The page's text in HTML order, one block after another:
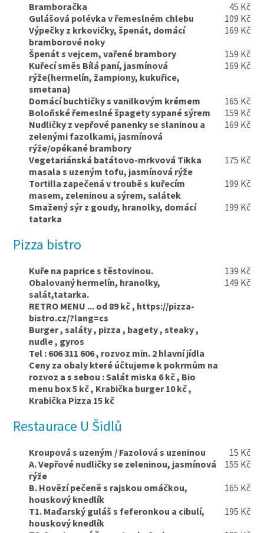
Bramboračka
45 Kč
Gulášová polévka v řemeslném chlebu
109 Kč
Výpečky z krkovičky, špenát, domácí
bramborové noky
169 Kč
Špenát s vejcem, vařené brambory
159 Kč
Kuřecí směs Bílá paní, jasmínová
rýže(hermelín, žampiony, kukuřice,
smetana)
169 Kč
Domácí buchtičky s vanilkovým krémem
165 Kč
Boloňské řemeslné špagety sypané sýrem
159 Kč
Nudličky z vepřové panenky se slaninou a
zelenými fazolkami, jasmínová
rýže/opékané brambory
169 Kč
Vegetariánská batátovo-mrkvová Tikka
masala s uzeným tofu, jasmínová rýže
175 Kč
Tortilla zapečená v troubě s kuřecím
masem, zeleninou a sýrem, salátek
199 Kč
Smažený sýr z goudy, hranolky, domácí
tatarka
199 Kč
Pizza bistro
Kuře na paprice s těstovinou.
139 Kč
Obalovaný hermelín, hranolky,
salát,tatarka.
149 Kč
RETRO MENU ... od 89 kč , https://pizza-
bistro.cz/?lang=cs
Burger , saláty , pizza , bagety , steaky ,
nudle , gyros
Tel : 606 311 606 , rozvoz min. 2 hlavní jídla
Ceny za obaly které účtujeme k pokrmům na
rozvoz a s sebou : Salát miska 6 kč , Bio
menu box 5 kč , Krabička burger 10 kč ,
Krabička Pizza 15 kč
Restaurace U Šidlů
Kroupová s uzeným / Fazolová s uzeninou
15 Kč
A. Vepřové nudličky se zeleninou, jasmínová
rýže
155 Kč
B. Hovězí pečeně s rajskou omáčkou,
houskový knedlík
165 Kč
T1. Maďarský guláš s feferonkou a cibulí,
houskový knedlík
195 Kč